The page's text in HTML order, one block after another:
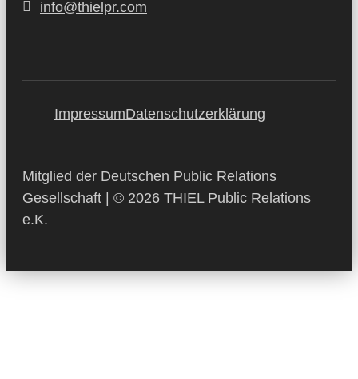
info@thielpr.com
ImpressumDatenschutzerklärung
Mitglied der Deutschen Public Relations
Gesellschaft | © 2026 THIEL Public Relations
e.K.